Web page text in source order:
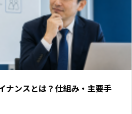
ナンスとは？仕組み・主要手
無料登録